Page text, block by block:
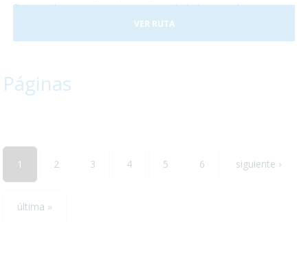
flora exuberante y una gran cantidad de animales como
monos, perezosos, tapires, entre otros. Terminaremos
nuestro viaje disfrutando del clima de las playas de caribe
VER RUTA
Páginas
1 2 3 4 5 6 siguiente ›
última »